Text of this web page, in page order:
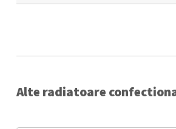
Alte radiatoare